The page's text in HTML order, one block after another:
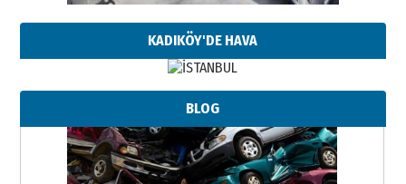
KADIKÖY'DE HAVA
BLOG